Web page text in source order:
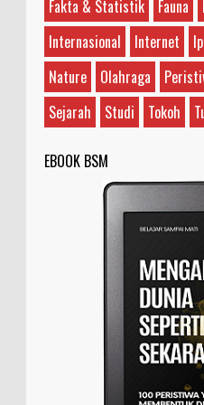
Satriani dengan
yang guru dan siapa yang
Fakta & Statistik
Fauna
Internasional
Internet
Nature
Olahraga
Sejarah
Studi Tokoh
EBOOK BSM